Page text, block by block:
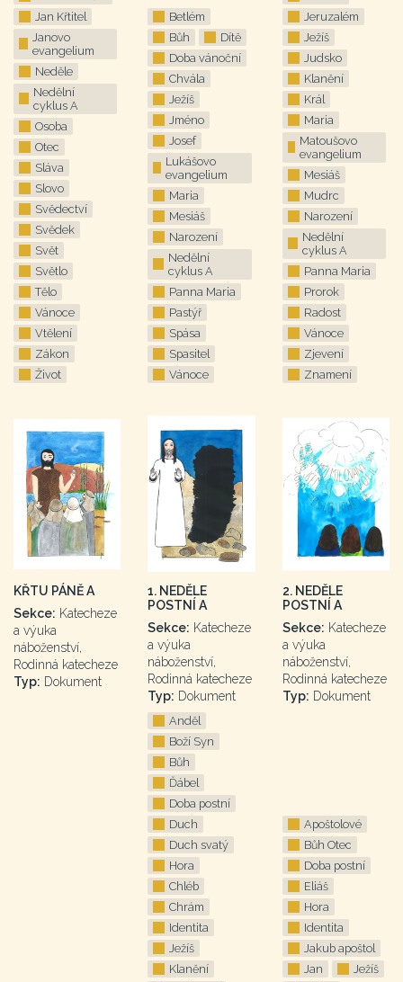
Jan Křtitel
Janovo
evangelium
Neděle
Nedělní
cyklus A
Osoba
Otec
Sláva
Slovo
Svědectví
Svědek
Svět
Světlo
Tělo
Vánoce
Vtělení
Zákon
Život
Betlém
Bůh
Dítě
Doba vánoční
Chvála
Ježíš
Jméno
Josef
Lukášovo
evangelium
Maria
Mesiáš
Narození
Nedělní
cyklus A
Panna Maria
Pastýř
Spása
Spasitel
Vánoce
Jeruzalém
Ježíš
Judsko
Klanění
Král
Maria
Matoušovo
evangelium
Mesiáš
Mudrc
Narození
Nedělní
cyklus A
Panna Maria
Prorok
Radost
Vánoce
Zjevení
Znamení
KŘTU PÁNĚ A
Sekce: Katecheze
a výuka
náboženství,
Rodinná katecheze
Typ: Dokument
1. NEDĚLE
POSTNÍ A
Sekce: Katecheze
a výuka
náboženství,
Rodinná katecheze
Typ: Dokument
Anděl
Boží Syn
Bůh
Ďábel
Doba postní
Duch
Duch svatý
Hora
Chléb
Chrám
Identita
Ježíš
Klanění
2. NEDĚLE
POSTNÍ A
Sekce: Katecheze
a výuka
náboženství,
Rodinná katecheze
Typ: Dokument
Apoštolové
Bůh Otec
Doba postní
Eliáš
Hora
Identita
Jakub apoštol
Jan
Ježíš